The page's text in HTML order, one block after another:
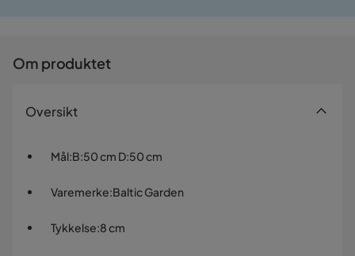
Om produktet
Oversikt
Mål:B:50 cm D:50 cm
Varemerke:Baltic Garden
Tykkelse:8 cm